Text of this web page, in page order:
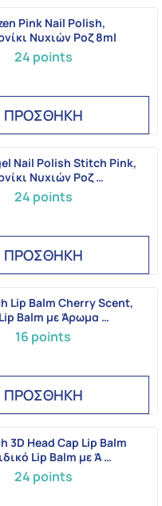
24 points
Pink Nail Polish,
Νυχιών Ροζ 8ml
ΠΡΟΣΘΗΚΗ
24 points
Nail Polish Stitch Pink,
Νυχιών Ροζ …
ΠΡΟΣΘΗΚΗ
16 points
Lip Balm Cherry Scent,
Balm με Άρωμα …
ΠΡΟΣΘΗΚΗ
24 points
3D Head Cap Lip Balm
Lip Balm με Ά …